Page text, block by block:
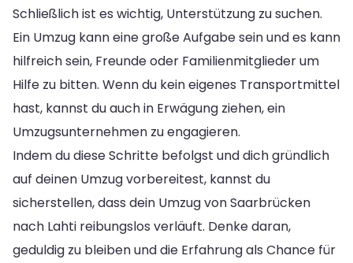
Schließlich ist es wichtig, Unterstützung zu suchen.
Ein Umzug kann eine große Aufgabe sein und es kann
hilfreich sein, Freunde oder Familienmitglieder um
Hilfe zu bitten. Wenn du kein eigenes Transportmittel
hast, kannst du auch in Erwägung ziehen, ein
Umzugsunternehmen zu engagieren.
Indem du diese Schritte befolgst und dich gründlich
auf deinen Umzug vorbereitest, kannst du
sicherstellen, dass dein Umzug von Saarbrücken
nach Lahti reibungslos verläuft. Denke daran,
geduldig zu bleiben und die Erfahrung als Chance für